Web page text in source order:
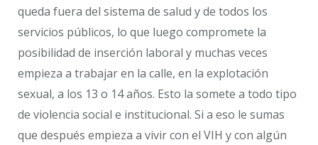
queda fuera del sistema de salud y de todos los
servicios públicos, lo que luego compromete la
posibilidad de inserción laboral y muchas veces
empieza a trabajar en la calle, en la explotación
sexual, a los 13 o 14 años. Esto la somete a todo tipo
de violencia social e institucional. Si a eso le sumas
que después empieza a vivir con el VIH y con algún